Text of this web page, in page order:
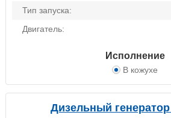
Тип запуска:
Двигатель:
Исполнение
В кожухе
Дизельный генератор